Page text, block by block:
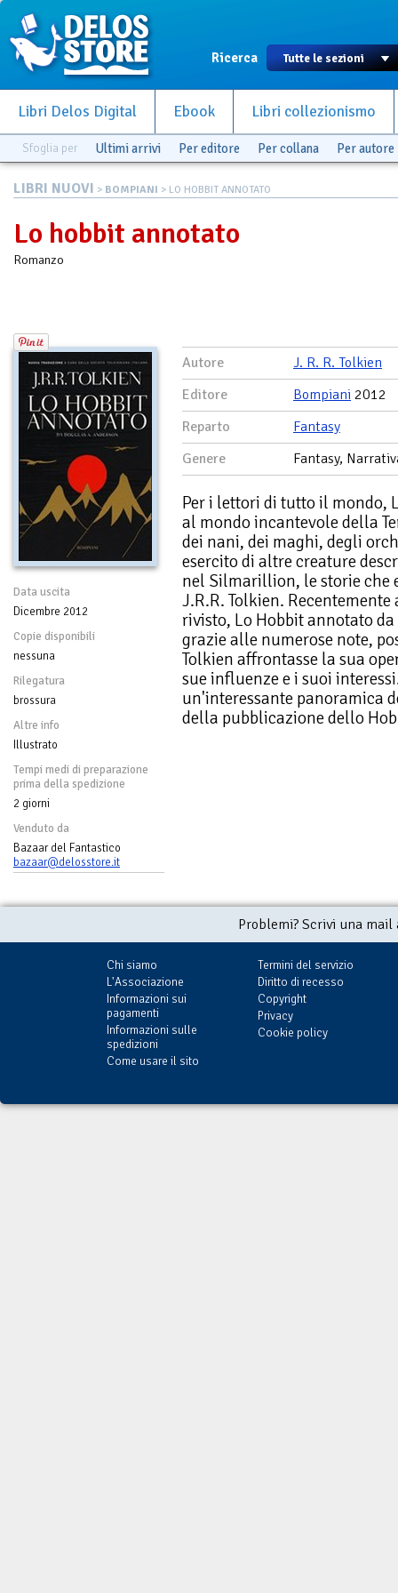
Ricerca
Libri Delos Digital Ebook Libri collezionismo
Sfoglia per Ultimi arrivi Per editore Per collana Per autore
LIBRI NUOVI > BOMPIANI > LO HOBBIT ANNOTATO
Lo hobbit annotato
Romanzo
Data uscita
Dicembre 2012
Copie disponibili
nessuna
Rilegatura
brossura
Altre info
Illustrato
Tempi medi di preparazione
prima della spedizione
2 giorni
Venduto da
Bazaar del Fantastico
bazaar@delosstore.it
Autore
J. R. R. Tolkien
Editore
Bompiani 2012
Reparto
Fantasy
Genere
Fantasy,
Per i lettori di tutto il mondo,
al mondo incantevole della
dei nani, dei maghi, degli
esercito di altre creature
nel Silmarillion, le storie che
J.R.R. Tolkien.
rivisto, Lo Hobbit annotato
grazie alle numerose note,
Tolkien affrontasse la sua
sue influenze e i suoi
un'interessante panoramica
della pubblicazione dello
Problemi? Scrivi una
Chi siamo
L'Associazione
Informazioni sui
pagamenti
Informazioni sulle
spedizioni
Come usare il sito
Termini del servizio
Diritto di recesso
Copyright
Privacy
Cookie policy